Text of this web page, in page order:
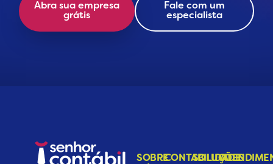
Abra sua empresa
grátis
Fale com um
especialista
SOBRECONTABILIDADE
SOLUÇÕES